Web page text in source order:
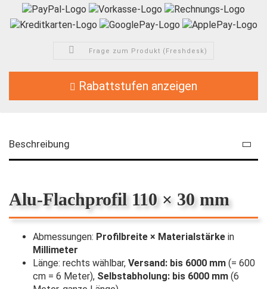
Frage zum Produkt (Freshdesk)
Rabattstufen anzeigen
Beschreibung
Alu-Flachprofil 110 × 30 mm
Abmessungen: Profilbreite × Materialstärke in
Millimeter
Länge: rechts wählbar, Versand: bis 6000 mm (= 600
cm = 6 Meter), Selbstabholung: bis 6000 mm (6